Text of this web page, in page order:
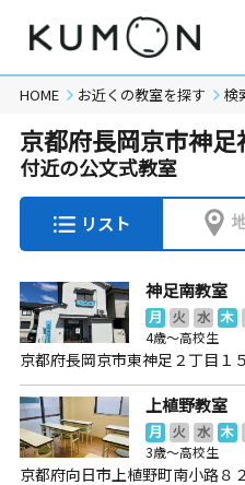
HOME お近くの教室を探す 検
京都府長岡京市神足
付近の公文式教室
リスト
神足南教室
月 火 水 木
4歳～高校生
京都府長岡京市東神足２丁目１
上植野教室
月 火 水 木
3歳～高校生
京都府向日市上植野町南小路８